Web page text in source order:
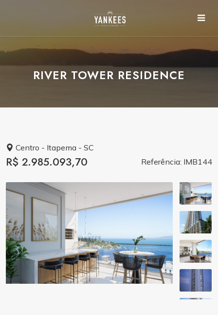
RIVER TOWER RESIDENCE
Centro - Itapema - SC
R$ 2.985.093,70 Referência: IMB144